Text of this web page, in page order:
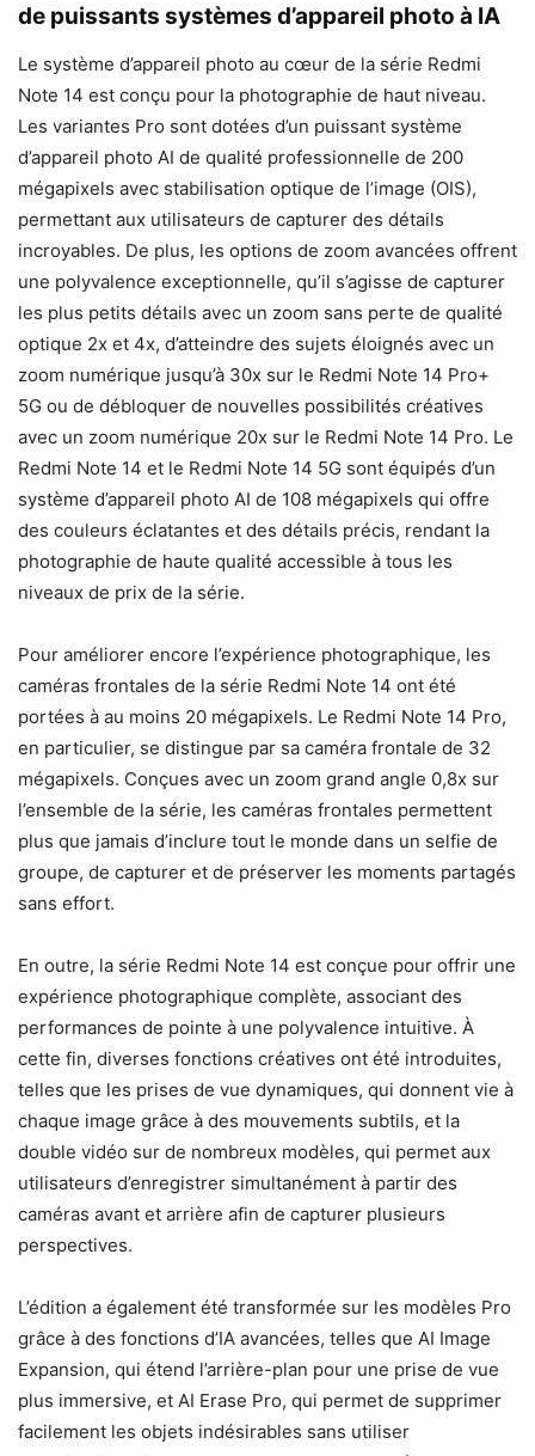
de puissants systèmes d’appareil photo à IA
Le système d’appareil photo au cœur de la série Redmi
Note 14 est conçu pour la photographie de haut niveau.
Les variantes Pro sont dotées d’un puissant système
d’appareil photo AI de qualité professionnelle de 200
mégapixels avec stabilisation optique de l’image (OIS),
permettant aux utilisateurs de capturer des détails
incroyables. De plus, les options de zoom avancées offrent
une polyvalence exceptionnelle, qu’il s’agisse de capturer
les plus petits détails avec un zoom sans perte de qualité
optique 2x et 4x, d’atteindre des sujets éloignés avec un
zoom numérique jusqu’à 30x sur le Redmi Note 14 Pro+
5G ou de débloquer de nouvelles possibilités créatives
avec un zoom numérique 20x sur le Redmi Note 14 Pro. Le
Redmi Note 14 et le Redmi Note 14 5G sont équipés d’un
système d’appareil photo AI de 108 mégapixels qui offre
des couleurs éclatantes et des détails précis, rendant la
photographie de haute qualité accessible à tous les
niveaux de prix de la série.
Pour améliorer encore l’expérience photographique, les
caméras frontales de la série Redmi Note 14 ont été
portées à au moins 20 mégapixels. Le Redmi Note 14 Pro,
en particulier, se distingue par sa caméra frontale de 32
mégapixels. Conçues avec un zoom grand angle 0,8x sur
l’ensemble de la série, les caméras frontales permettent
plus que jamais d’inclure tout le monde dans un selfie de
groupe, de capturer et de préserver les moments partagés
sans effort.
En outre, la série Redmi Note 14 est conçue pour offrir une
expérience photographique complète, associant des
performances de pointe à une polyvalence intuitive. À
cette fin, diverses fonctions créatives ont été introduites,
telles que les prises de vue dynamiques, qui donnent vie à
chaque image grâce à des mouvements subtils, et la
double vidéo sur de nombreux modèles, qui permet aux
utilisateurs d’enregistrer simultanément à partir des
caméras avant et arrière afin de capturer plusieurs
perspectives.
L’édition a également été transformée sur les modèles Pro
grâce à des fonctions d’IA avancées, telles que AI Image
Expansion, qui étend l’arrière-plan pour une prise de vue
plus immersive, et AI Erase Pro, qui permet de supprimer
facilement les objets indésirables sans utiliser